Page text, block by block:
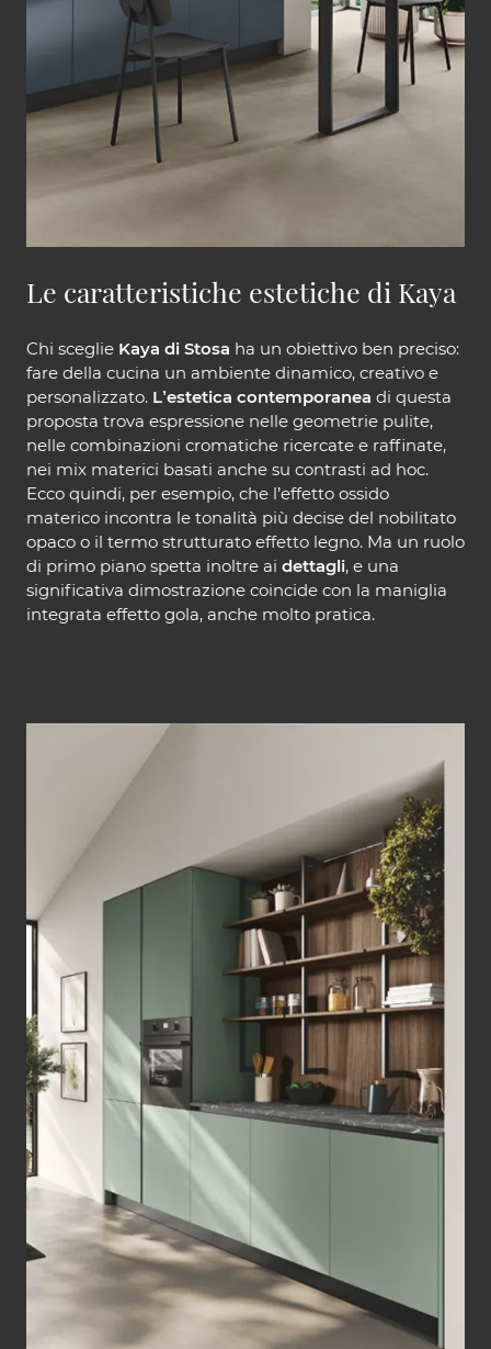
Le caratteristiche estetiche di Kaya
Chi sceglie Kaya di Stosa ha un obiettivo ben preciso:
fare della cucina un ambiente dinamico, creativo e
personalizzato. L’estetica contemporanea di questa
proposta trova espressione nelle geometrie pulite,
nelle combinazioni cromatiche ricercate e raffinate,
nei mix materici basati anche su contrasti ad hoc.
Ecco quindi, per esempio, che l’effetto ossido
materico incontra le tonalità più decise del nobilitato
opaco o il termo strutturato effetto legno. Ma un ruolo
di primo piano spetta inoltre ai dettagli, e una
significativa dimostrazione coincide con la maniglia
integrata effetto gola, anche molto pratica.